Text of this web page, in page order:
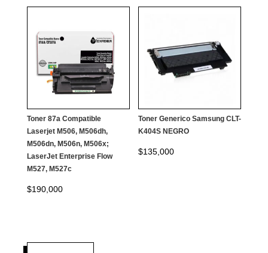
$190,000.
es:
$180,000.
Toner 87a Compatible
Laserjet M506, M506dh,
M506dn, M506n, M506x;
LaserJet Enterprise Flow
M527, M527c
$190,000
Toner Generico Samsung CLT-
K404S NEGRO
$135,000